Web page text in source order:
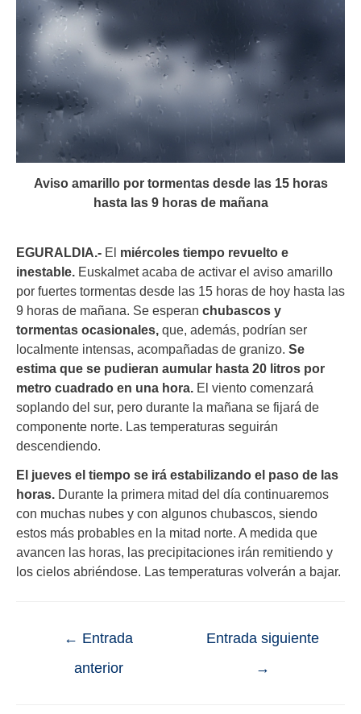
Aviso amarillo por tormentas desde las 15 horas
hasta las 9 horas de mañana
EGURALDIA.- El miércoles tiempo revuelto e
inestable. Euskalmet acaba de activar el aviso amarillo
por fuertes tormentas desde las 15 horas de hoy hasta las
9 horas de mañana. Se esperan chubascos y
tormentas ocasionales, que, además, podrían ser
localmente intensas, acompañadas de granizo. Se
estima que se pudieran aumular hasta 20 litros por
metro cuadrado en una hora. El viento comenzará
soplando del sur, pero durante la mañana se fijará de
componente norte. Las temperaturas seguirán
descendiendo.
El jueves el tiempo se irá estabilizando el paso de las
horas. Durante la primera mitad del día continuaremos
con muchas nubes y con algunos chubascos, siendo
estos más probables en la mitad norte. A medida que
avancen las horas, las precipitaciones irán remitiendo y
los cielos abriéndose. Las temperaturas volverán a bajar.
← Entrada
anterior
Entrada siguiente
→